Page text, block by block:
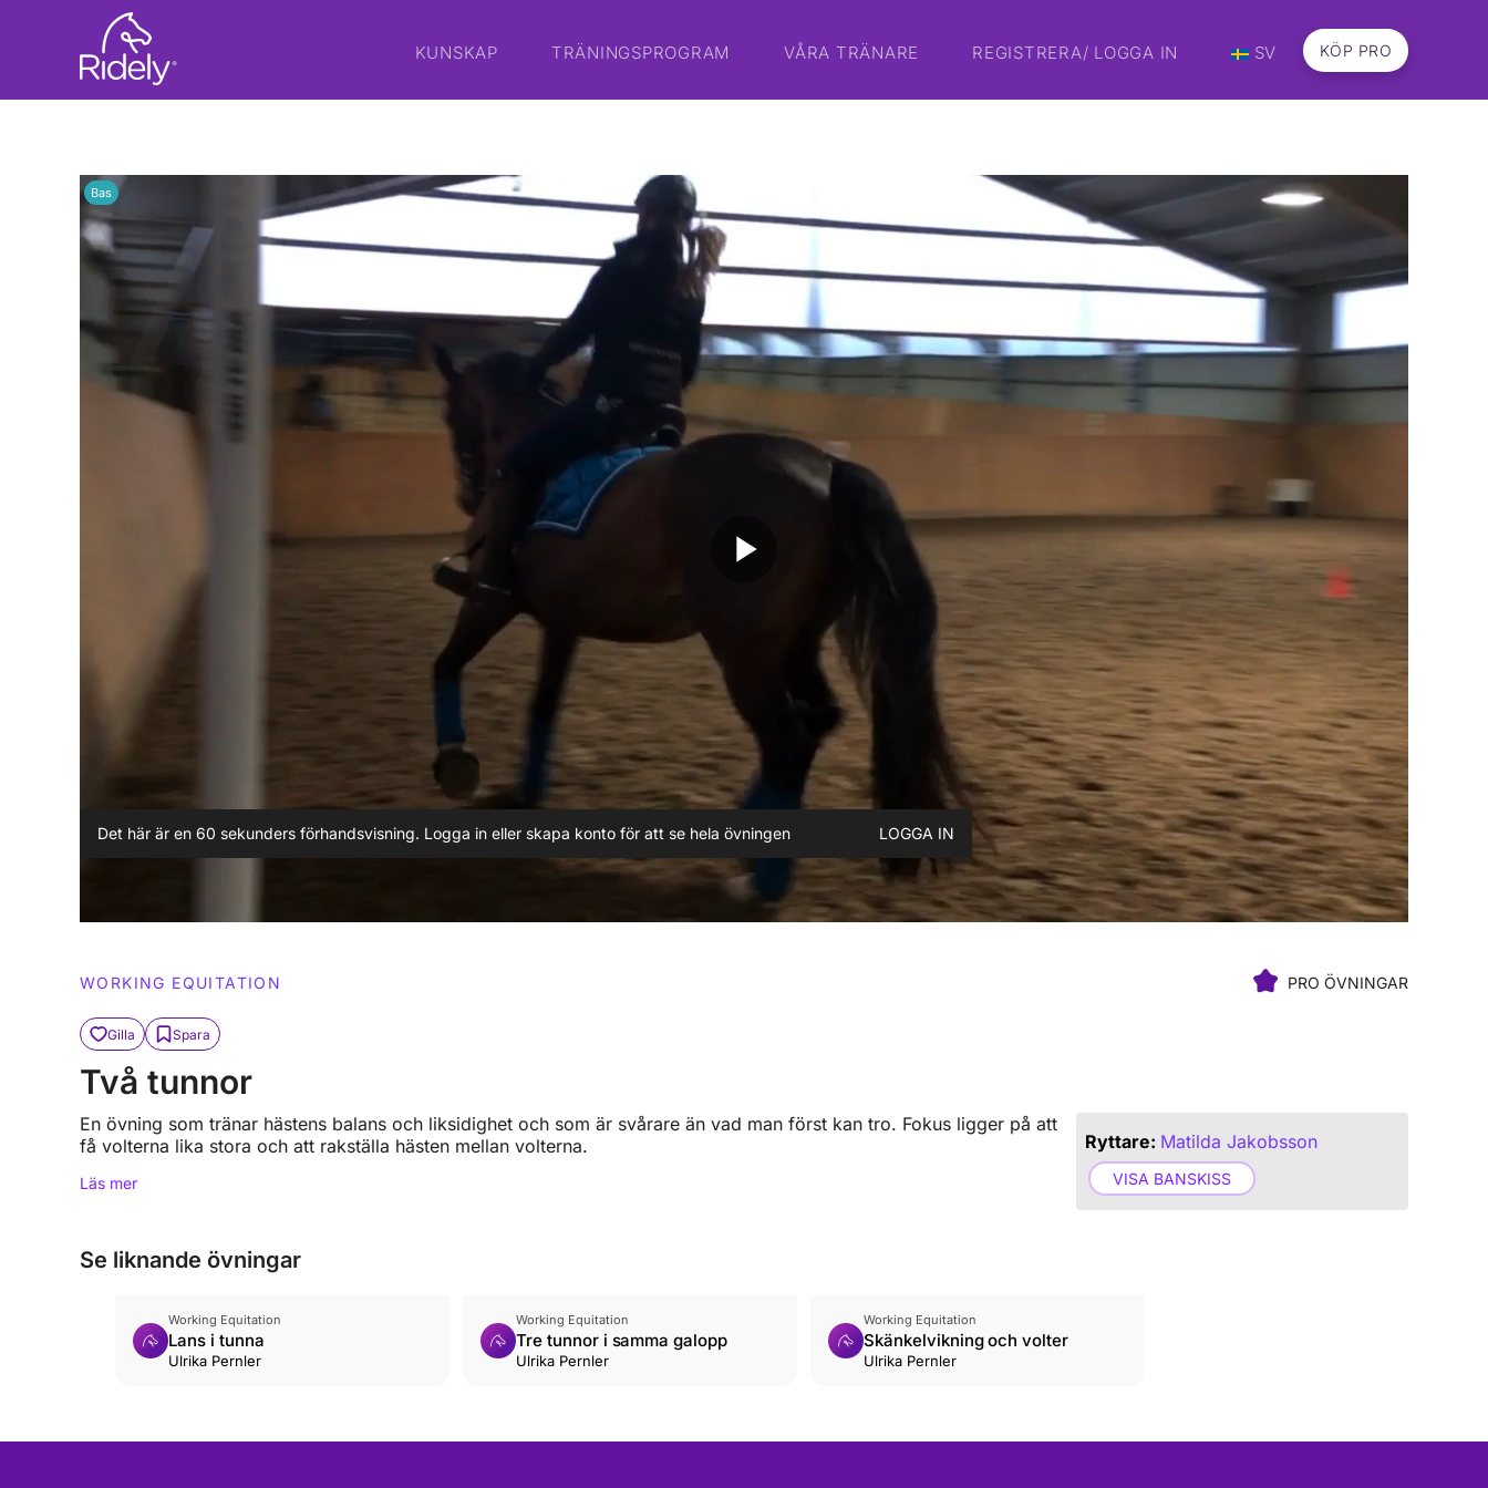
KUNSKAP TRÄNINGSPROGRAM VÅRA TRÄNARE REGISTRERA/ LOGGA IN SV KÖP PRO
play_arrow
Bas
Det här är en 60 sekunders förhandsvisning. Logga in eller skapa konto för att se hela övningen LOGGA IN
WORKING EQUITATION PRO ÖVNINGAR
Gilla Spara
Två tunnor
En övning som tränar hästens balans och liksidighet och som är svårare än vad man först kan tro. Fokus ligger på att
få volterna lika stora och att rakställa hästen mellan volterna.
Läs mer
Ryttare: Matilda Jakobsson
VISA BANSKISS
Se liknande övningar
Working Equitation
Lans i tunna
Ulrika Pernler
Working Equitation
Tre tunnor i samma galopp
Ulrika Pernler
Working Equitation
Skänkelvikning och volter
Ulrika Pernler